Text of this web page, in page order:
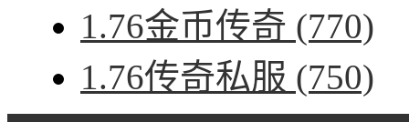
1.76金币传奇 (770)
1.76传奇私服 (750)